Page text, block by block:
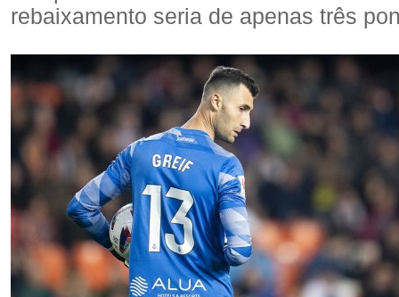
rebaixamento seria de apenas três